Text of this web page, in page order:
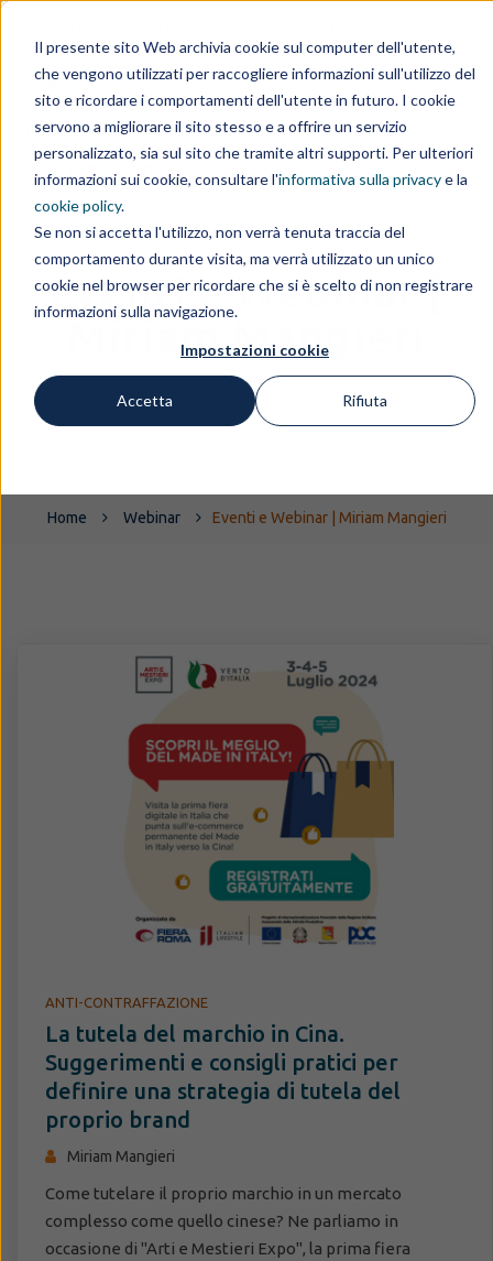
Il presente sito Web archivia cookie sul computer dell'utente,
che vengono utilizzati per raccogliere informazioni sull'utilizzo del
sito e ricordare i comportamenti dell'utente in futuro. I cookie
servono a migliorare il sito stesso e a offrire un servizio
personalizzato, sia sul sito che tramite altri supporti. Per ulteriori
informazioni sui cookie, consultare l'informativa sulla privacye la
cookie policy.
Se non si accetta l'utilizzo, non verrà tenuta traccia del
comportamento durante visita, ma verrà utilizzato un unico
cookie nel browser per ricordare che si è scelto di non registrare
informazioni sulla navigazione.
Impostazioni cookie
Accetta Rifiuta
IL GRUPPO
Eventi e Webinar |
Miriam Mangieri
Home Webinar Eventi e Webinar | Miriam Mangieri
ANTI-CONTRAFFAZIONE
La tutela del marchio in Cina.
Suggerimenti e consigli pratici per
definire una strategia di tutela del
proprio brand
Miriam Mangieri
Come tutelare il proprio marchio in un mercato
complesso come quello cinese? Ne parliamo in
occasione di "Arti e Mestieri Expo", la prima fiera